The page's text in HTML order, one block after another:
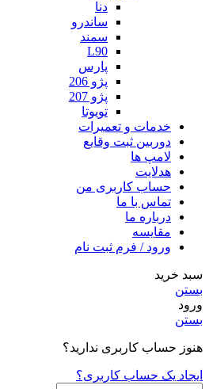
دنا
ساندرو
سمند
L90
پارس
پژو 206
پژو 207
تویوتا
خدمات و تعمیرات
دوربین ثبت وقایع
لامپ ها
هدلایت
حساب کاربری من
تماس با ما
درباره ما
مقایسه
ورود / فرم ثبت نام
سبد خرید
بستن
ورود
بستن
هنوز حساب کاربری ندارید؟
ایجاد یک حساب کاربری؟